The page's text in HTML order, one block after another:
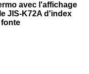
avec l'affichage
JIS-K72A d'index